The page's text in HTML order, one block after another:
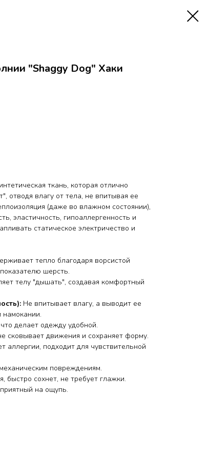
"Shaggy Dog" Хаки
ткань, которая отлично
отводя влагу от тела, не впитывая ее
(даже во влажном состоянии),
эластичность, гипоаллергенность и
статическое электричество и
тепло благодаря ворсистой
шерсть.
телу "дышать", создавая комфортный
Не впитывает влагу, а выводит ее
намокании.
делает одежду удобной.
сковывает движения и сохраняет форму.
аллергии, подходит для чувствительной
повреждениям.
быстро сохнет, не требует глажки.
на ощупь.